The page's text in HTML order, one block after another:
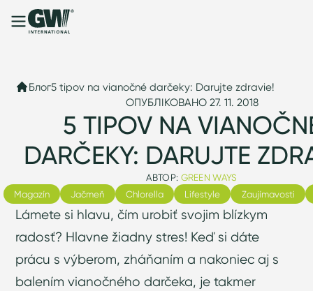
Блог5 tipov na vianočné darčeky: Darujte zdravie!
ОПУБЛІКОВАНО 27. 11. 2018
5 TIPOV NA
DARČEKY: DARUJTE
АВТОР: GREEN WAYS
Magazín
Jačmeň Chlorella Lifestyle Zaujímavosti
Lámete si hlavu, čím urobiť svojim blízkym
radosť? Hlavne žiadny stres! Keď si dáte
prácu s výberom, zháňaním a nakoniec aj s
balením vianočného darčeka, je takmer